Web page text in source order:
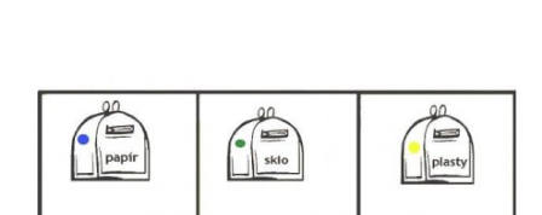
VÝTVARNÉ TECHNIKY